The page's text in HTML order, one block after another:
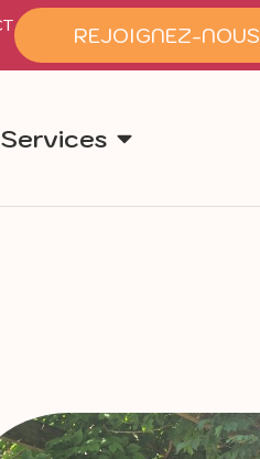
REJOIGNEZ-NOUS